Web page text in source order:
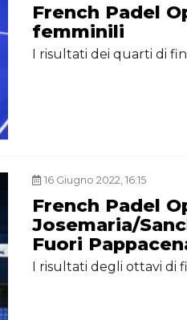
French Padel
femminili
I risultati dei quarti di
16 Giugno 2022, 16:15
French Padel
Josemaria/
Fuori
I risultati degli ottavi di